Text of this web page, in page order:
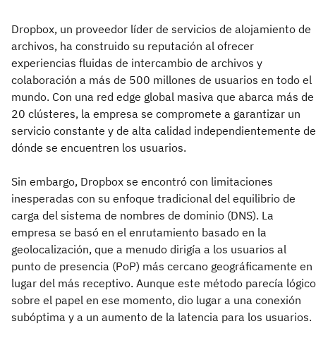
Dropbox, un proveedor líder de servicios de alojamiento de
archivos, ha construido su reputación al ofrecer
experiencias fluidas de intercambio de archivos y
colaboración a más de 500 millones de usuarios en todo el
mundo. Con una red edge global masiva que abarca más de
20 clústeres, la empresa se compromete a garantizar un
servicio constante y de alta calidad independientemente de
dónde se encuentren los usuarios.
Sin embargo, Dropbox se encontró con limitaciones
inesperadas con su enfoque tradicional del equilibrio de
carga del sistema de nombres de dominio (DNS). La
empresa se basó en el enrutamiento basado en la
geolocalización, que a menudo dirigía a los usuarios al
punto de presencia (PoP) más cercano geográficamente en
lugar del más receptivo. Aunque este método parecía lógico
sobre el papel en ese momento, dio lugar a una conexión
subóptima y a un aumento de la latencia para los usuarios.